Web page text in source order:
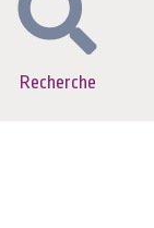
Recherche